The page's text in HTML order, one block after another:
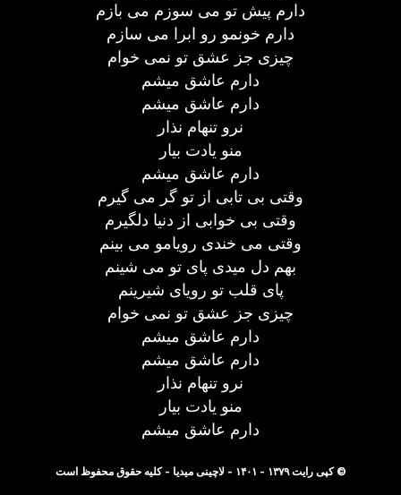
دارم پیش تو می سوزم می بازم
دارم خونمو رو ابرا می سازم
چیزی جز عشق تو نمی خوام
دارم عاشق میشم
دارم عاشق میشم
نرو تنهام نذار
منو یادت بیار
دارم عاشق میشم
وقتی بی تابی از تو گر می گیرم
وقتی بی خوابی از دنیا دلگیرم
وقتی می خندی رویامو می بینم
بهم دل میدی پای تو می شینم
پای قلب تو رویای شیرینم
چیزی جز عشق تو نمی خوام
دارم عاشق میشم
دارم عاشق میشم
نرو تنهام نذار
منو یادت بیار
دارم عاشق میشم
© کپی رایت ۱۳۷۹ - ۱۴۰۱ - لاچینی میدیا - کلیه حقوق محفوظ است